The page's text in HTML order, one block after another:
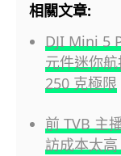
相關文章:
DJI Mini 5
元件迷你
250 克極限
前 TVB 主
訪成本太